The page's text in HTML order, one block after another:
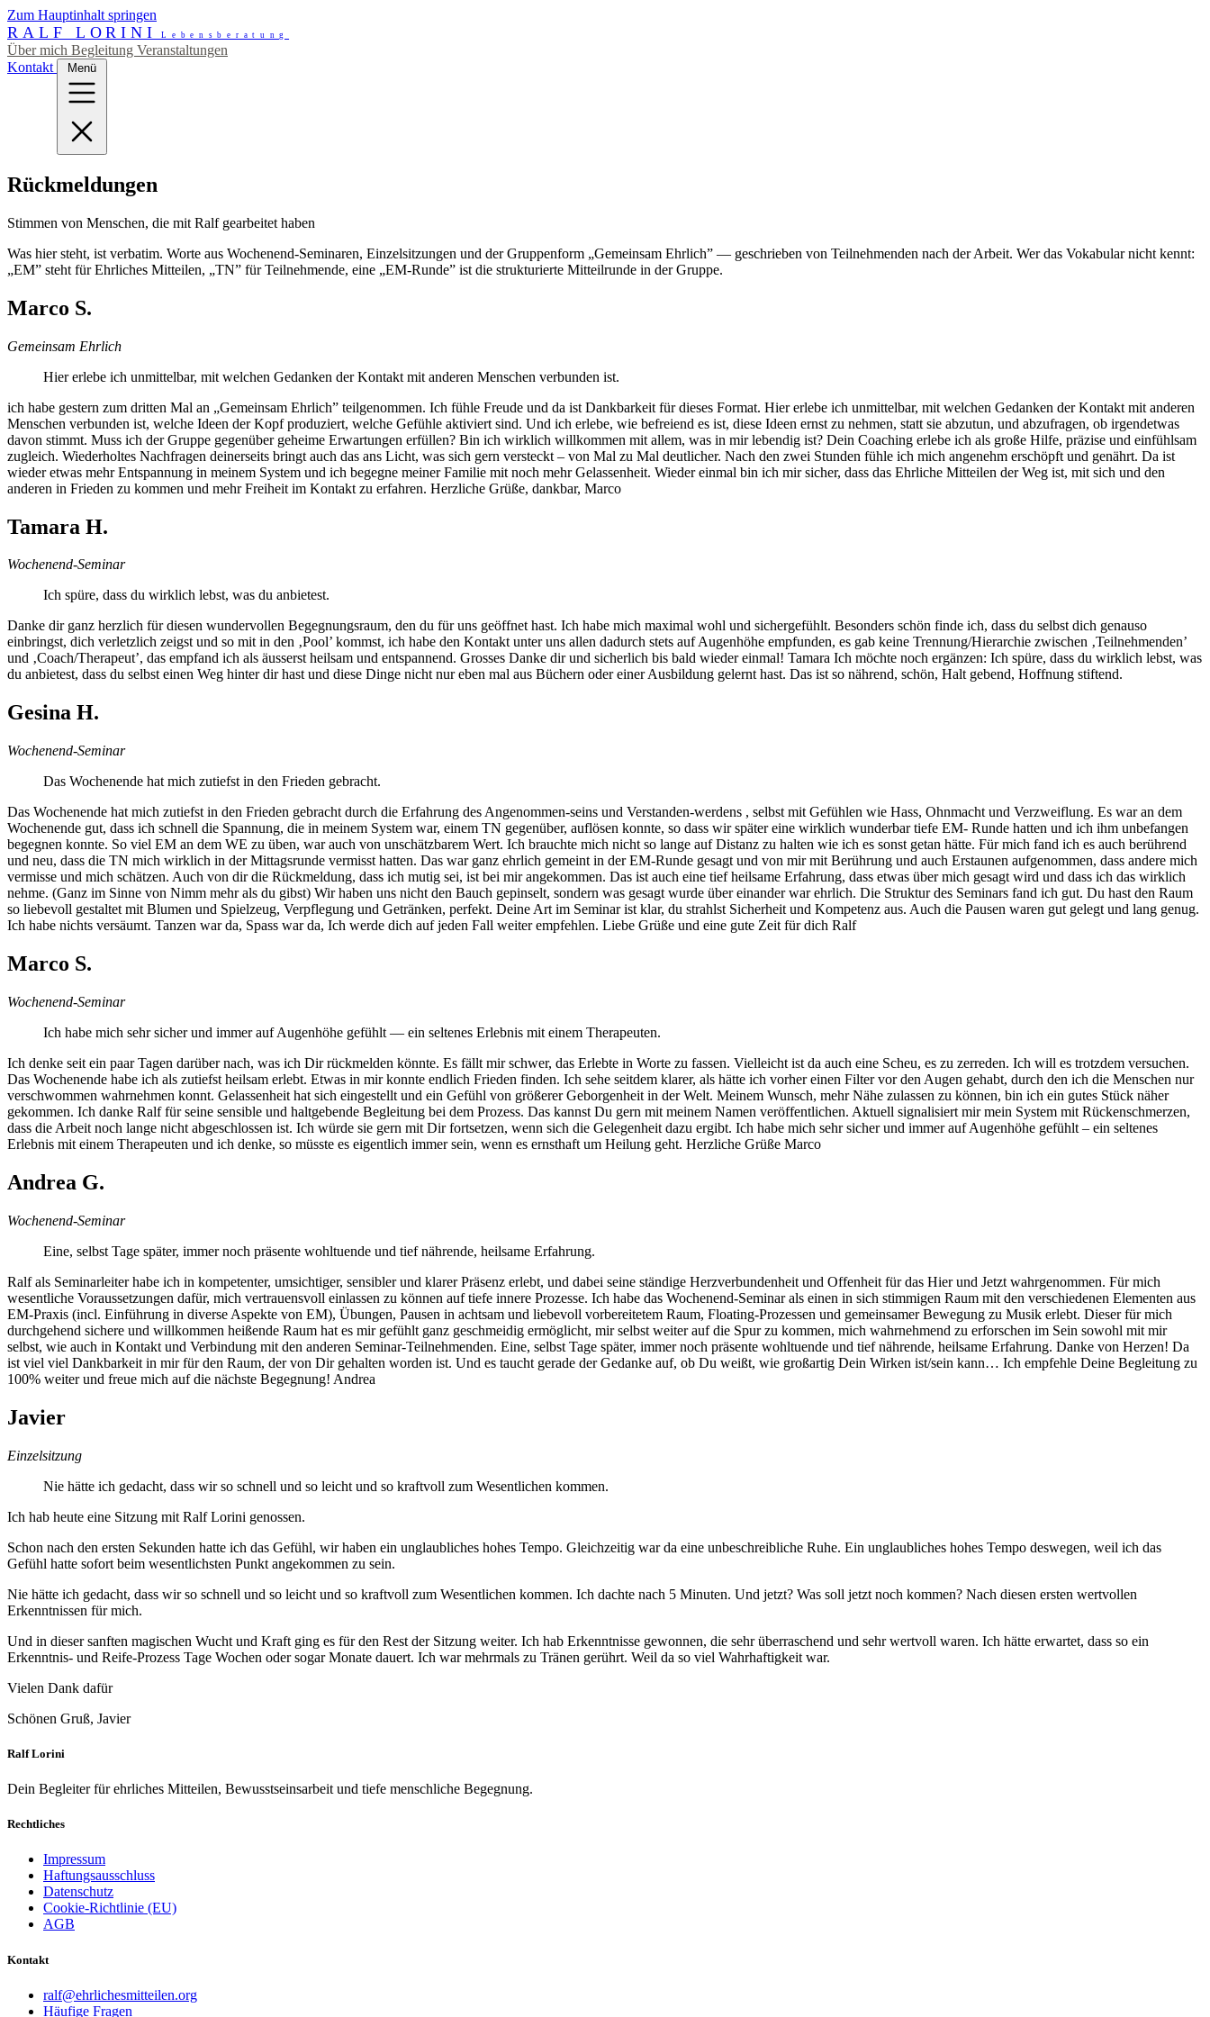
Zum Hauptinhalt springen
RALF LORINILebensberatung
Über mich Begleitung Veranstaltungen
Kontakt
Menü
Rückmeldungen
Stimmen von Menschen, die mit Ralf gearbeitet haben
Was hier steht, ist verbatim. Worte aus Wochenend-Seminaren, Einzelsitzungen und der Gruppenform „Gemeinsam Ehrlich” — geschrieben von Teilnehmenden nach der Arbeit. Wer das Vokabular nicht kennt:
„EM” steht für Ehrliches Mitteilen, „TN” für Teilnehmende, eine „EM-Runde” ist die strukturierte Mitteilrunde in der Gruppe.
Marco S.
Gemeinsam Ehrlich
Hier erlebe ich unmittelbar, mit welchen Gedanken der Kontakt mit anderen Menschen verbunden ist.
ich habe gestern zum dritten Mal an „Gemeinsam Ehrlich” teilgenommen. Ich fühle Freude und da ist Dankbarkeit für dieses Format. Hier erlebe ich unmittelbar, mit welchen Gedanken der Kontakt mit anderen
Menschen verbunden ist, welche Ideen der Kopf produziert, welche Gefühle aktiviert sind. Und ich erlebe, wie befreiend es ist, diese Ideen ernst zu nehmen, statt sie abzutun, und abzufragen, ob irgendetwas
davon stimmt. Muss ich der Gruppe gegenüber geheime Erwartungen erfüllen? Bin ich wirklich willkommen mit allem, was in mir lebendig ist? Dein Coaching erlebe ich als große Hilfe, präzise und einfühlsam
zugleich. Wiederholtes Nachfragen deinerseits bringt auch das ans Licht, was sich gern versteckt – von Mal zu Mal deutlicher. Nach den zwei Stunden fühle ich mich angenehm erschöpft und genährt. Da ist
wieder etwas mehr Entspannung in meinem System und ich begegne meiner Familie mit noch mehr Gelassenheit. Wieder einmal bin ich mir sicher, dass das Ehrliche Mitteilen der Weg ist, mit sich und den
anderen in Frieden zu kommen und mehr Freiheit im Kontakt zu erfahren. Herzliche Grüße, dankbar, Marco
Tamara H.
Wochenend-Seminar
Ich spüre, dass du wirklich lebst, was du anbietest.
Danke dir ganz herzlich für diesen wundervollen Begegnungsraum, den du für uns geöffnet hast. Ich habe mich maximal wohl und sichergefühlt. Besonders schön finde ich, dass du selbst dich genauso
einbringst, dich verletzlich zeigst und so mit in den ‚Pool’ kommst, ich habe den Kontakt unter uns allen dadurch stets auf Augenhöhe empfunden, es gab keine Trennung/Hierarchie zwischen ‚Teilnehmenden’
und ‚Coach/Therapeut’, das empfand ich als äusserst heilsam und entspannend. Grosses Danke dir und sicherlich bis bald wieder einmal! Tamara Ich möchte noch ergänzen: Ich spüre, dass du wirklich lebst, was
du anbietest, dass du selbst einen Weg hinter dir hast und diese Dinge nicht nur eben mal aus Büchern oder einer Ausbildung gelernt hast. Das ist so nährend, schön, Halt gebend, Hoffnung stiftend.
Gesina H.
Wochenend-Seminar
Das Wochenende hat mich zutiefst in den Frieden gebracht.
Das Wochenende hat mich zutiefst in den Frieden gebracht durch die Erfahrung des Angenommen-seins und Verstanden-werdens , selbst mit Gefühlen wie Hass, Ohnmacht und Verzweiflung. Es war an dem
Wochenende gut, dass ich schnell die Spannung, die in meinem System war, einem TN gegenüber, auflösen konnte, so dass wir später eine wirklich wunderbar tiefe EM- Runde hatten und ich ihm unbefangen
begegnen konnte. So viel EM an dem WE zu üben, war auch von unschätzbarem Wert. Ich brauchte mich nicht so lange auf Distanz zu halten wie ich es sonst getan hätte. Für mich fand ich es auch berührend
und neu, dass die TN mich wirklich in der Mittagsrunde vermisst hatten. Das war ganz ehrlich gemeint in der EM-Runde gesagt und von mir mit Berührung und auch Erstaunen aufgenommen, dass andere mich
vermisse und mich schätzen. Auch von dir die Rückmeldung, dass ich mutig sei, ist bei mir angekommen. Das ist auch eine tief heilsame Erfahrung, dass etwas über mich gesagt wird und dass ich das wirklich
nehme. (Ganz im Sinne von Nimm mehr als du gibst) Wir haben uns nicht den Bauch gepinselt, sondern was gesagt wurde über einander war ehrlich. Die Struktur des Seminars fand ich gut. Du hast den Raum
so liebevoll gestaltet mit Blumen und Spielzeug, Verpflegung und Getränken, perfekt. Deine Art im Seminar ist klar, du strahlst Sicherheit und Kompetenz aus. Auch die Pausen waren gut gelegt und lang genug.
Ich habe nichts versäumt. Tanzen war da, Spass war da, Ich werde dich auf jeden Fall weiter empfehlen. Liebe Grüße und eine gute Zeit für dich Ralf
Marco S.
Wochenend-Seminar
Ich habe mich sehr sicher und immer auf Augenhöhe gefühlt — ein seltenes Erlebnis mit einem Therapeuten.
Ich denke seit ein paar Tagen darüber nach, was ich Dir rückmelden könnte. Es fällt mir schwer, das Erlebte in Worte zu fassen. Vielleicht ist da auch eine Scheu, es zu zerreden. Ich will es trotzdem versuchen.
Das Wochenende habe ich als zutiefst heilsam erlebt. Etwas in mir konnte endlich Frieden finden. Ich sehe seitdem klarer, als hätte ich vorher einen Filter vor den Augen gehabt, durch den ich die Menschen nur
verschwommen wahrnehmen konnt. Gelassenheit hat sich eingestellt und ein Gefühl von größerer Geborgenheit in der Welt. Meinem Wunsch, mehr Nähe zulassen zu können, bin ich ein gutes Stück näher
gekommen. Ich danke Ralf für seine sensible und haltgebende Begleitung bei dem Prozess. Das kannst Du gern mit meinem Namen veröffentlichen. Aktuell signalisiert mir mein System mit Rückenschmerzen,
dass die Arbeit noch lange nicht abgeschlossen ist. Ich würde sie gern mit Dir fortsetzen, wenn sich die Gelegenheit dazu ergibt. Ich habe mich sehr sicher und immer auf Augenhöhe gefühlt – ein seltenes
Erlebnis mit einem Therapeuten und ich denke, so müsste es eigentlich immer sein, wenn es ernsthaft um Heilung geht. Herzliche Grüße Marco
Andrea G.
Wochenend-Seminar
Eine, selbst Tage später, immer noch präsente wohltuende und tief nährende, heilsame Erfahrung.
Ralf als Seminarleiter habe ich in kompetenter, umsichtiger, sensibler und klarer Präsenz erlebt, und dabei seine ständige Herzverbundenheit und Offenheit für das Hier und Jetzt wahrgenommen. Für mich
wesentliche Voraussetzungen dafür, mich vertrauensvoll einlassen zu können auf tiefe innere Prozesse. Ich habe das Wochenend-Seminar als einen in sich stimmigen Raum mit den verschiedenen Elementen aus
EM-Praxis (incl. Einführung in diverse Aspekte von EM), Übungen, Pausen in achtsam und liebevoll vorbereitetem Raum, Floating-Prozessen und gemeinsamer Bewegung zu Musik erlebt. Dieser für mich
durchgehend sichere und willkommen heißende Raum hat es mir gefühlt ganz geschmeidig ermöglicht, mir selbst weiter auf die Spur zu kommen, mich wahrnehmend zu erforschen im Sein sowohl mit mir
selbst, wie auch in Kontakt und Verbindung mit den anderen Seminar-Teilnehmenden. Eine, selbst Tage später, immer noch präsente wohltuende und tief nährende, heilsame Erfahrung. Danke von Herzen! Da
ist viel viel Dankbarkeit in mir für den Raum, der von Dir gehalten worden ist. Und es taucht gerade der Gedanke auf, ob Du weißt, wie großartig Dein Wirken ist/sein kann… Ich empfehle Deine Begleitung zu
100% weiter und freue mich auf die nächste Begegnung! Andrea
Javier
Einzelsitzung
Nie hätte ich gedacht, dass wir so schnell und so leicht und so kraftvoll zum Wesentlichen kommen.
Ich hab heute eine Sitzung mit Ralf Lorini genossen.
Schon nach den ersten Sekunden hatte ich das Gefühl, wir haben ein unglaubliches hohes Tempo. Gleichzeitig war da eine unbeschreibliche Ruhe. Ein unglaubliches hohes Tempo deswegen, weil ich das
Gefühl hatte sofort beim wesentlichsten Punkt angekommen zu sein.
Nie hätte ich gedacht, dass wir so schnell und so leicht und so kraftvoll zum Wesentlichen kommen. Ich dachte nach 5 Minuten. Und jetzt? Was soll jetzt noch kommen? Nach diesen ersten wertvollen
Erkenntnissen für mich.
Und in dieser sanften magischen Wucht und Kraft ging es für den Rest der Sitzung weiter. Ich hab Erkenntnisse gewonnen, die sehr überraschend und sehr wertvoll waren. Ich hätte erwartet, dass so ein
Erkenntnis- und Reife-Prozess Tage Wochen oder sogar Monate dauert. Ich war mehrmals zu Tränen gerührt. Weil da so viel Wahrhaftigkeit war.
Vielen Dank dafür
Schönen Gruß, Javier
Ralf Lorini
Dein Begleiter für ehrliches Mitteilen, Bewusstseinsarbeit und tiefe menschliche Begegnung.
Rechtliches
Impressum
Haftungsausschluss
Datenschutz
Cookie-Richtlinie (EU)
AGB
Kontakt
ralf@ehrlichesmitteilen.org
Häufige Fragen